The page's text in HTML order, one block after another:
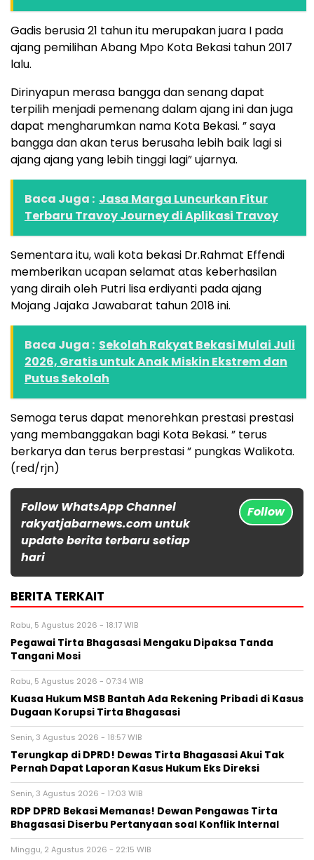
Gadis berusia 21 tahun itu merupakan juara I pada
ajang pemilihan Abang Mpo Kota Bekasi tahun 2017
lalu.
Dirinyapun merasa bangga dan senang dapat
terpilih menjadi pemenang dalam ajang ini dan juga
dapat mengharumkan nama Kota Bekasi. ” saya
bangga dan akan terus berusaha lebih baik lagi si
ajang ajang yang lebih tinggi lagi” ujarnya.
Baca Juga : Jasa Marga Luncurkan Fitur
Terbaru Travoy Journey di Aplikasi Travoy
Sementara itu, wali kota bekasi Dr.Rahmat Effendi
memberikan ucapan selamat atas keberhasilan
yang diraih oleh Putri lisa erdiyanti pada ajang
Mojang Jajaka Jawabarat tahun 2018 ini.
Baca Juga : Sekolah Rakyat Bekasi Mulai Juli
2026, Gratis untuk Anak Miskin Ekstrem dan
Putus Sekolah
Semoga terus dapat menorehkan prestasi prestasi
yang membanggakan bagi Kota Bekasi. ” terus
berkarya dan terus berprestasi ” pungkas Walikota.
(red/rjn)
Follow WhatsApp Channel
rakyatjabarnews.com untuk
update berita terbaru setiap
hari
Follow
BERITA TERKAIT
Rabu, 5 Agustus 2026 - 18:17 WIB
Pegawai Tirta Bhagasasi Mengaku Dipaksa Tanda
Tangani Mosi
Rabu, 5 Agustus 2026 - 07:34 WIB
Kuasa Hukum MSB Bantah Ada Rekening Pribadi di Kasus
Dugaan Korupsi Tirta Bhagasasi
Senin, 3 Agustus 2026 - 18:57 WIB
Terungkap di DPRD! Dewas Tirta Bhagasasi Akui Tak
Pernah Dapat Laporan Kasus Hukum Eks Direksi
Senin, 3 Agustus 2026 - 17:03 WIB
RDP DPRD Bekasi Memanas! Dewan Pengawas Tirta
Bhagasasi Diserbu Pertanyaan soal Konflik Internal
Minggu, 2 Agustus 2026 - 22:15 WIB